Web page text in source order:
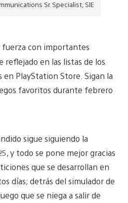
Sr. Specialist, SIE
fuerza con importantes
reflejado en las listas de los
PlayStation Store. Sigan la
favoritos durante febrero
sigue siguiendo la
y todo se pone mejor gracias
que se desarrollan en
días; detrás del simulador de
que se niega a salir de